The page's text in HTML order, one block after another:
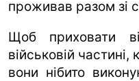
проживав разом зі
Щоб приховати
військовій
вони нібито